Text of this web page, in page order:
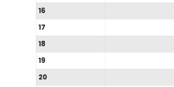
16
17
18
19
20